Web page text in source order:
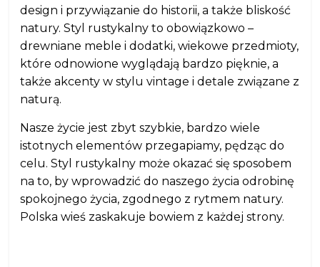
design i przywiązanie do historii, a także bliskość
natury. Styl rustykalny to obowiązkowo –
drewniane meble i dodatki, wiekowe przedmioty,
które odnowione wyglądają bardzo pięknie, a
także akcenty w stylu vintage i detale związane z
naturą.
Nasze życie jest zbyt szybkie, bardzo wiele
istotnych elementów przegapiamy, pędząc do
celu. Styl rustykalny może okazać się sposobem
na to, by wprowadzić do naszego życia odrobinę
spokojnego życia, zgodnego z rytmem natury.
Polska wieś zaskakuje bowiem z każdej strony.